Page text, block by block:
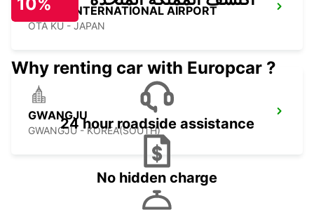
TOKYO INTERNATIONAL AIRPORT
OTA KU - JAPAN
GWANGJU
GWANGJU - KOREA(SOUTH)
Why renting car with Europcar ?
24 hour roadside assistance
No hidden charge